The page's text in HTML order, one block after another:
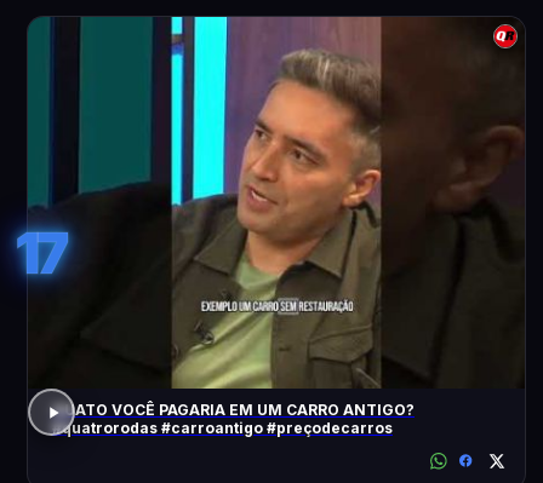
17
QUATO VOCÊ PAGARIA EM UM CARRO ANTIGO?
#quatrorodas #carroantigo #preçodecarros